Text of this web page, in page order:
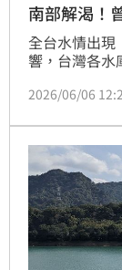
南部解渴！
全台水情出現
響，台灣各水
數，重返 10
度跌破 9 成警
2026/06/06